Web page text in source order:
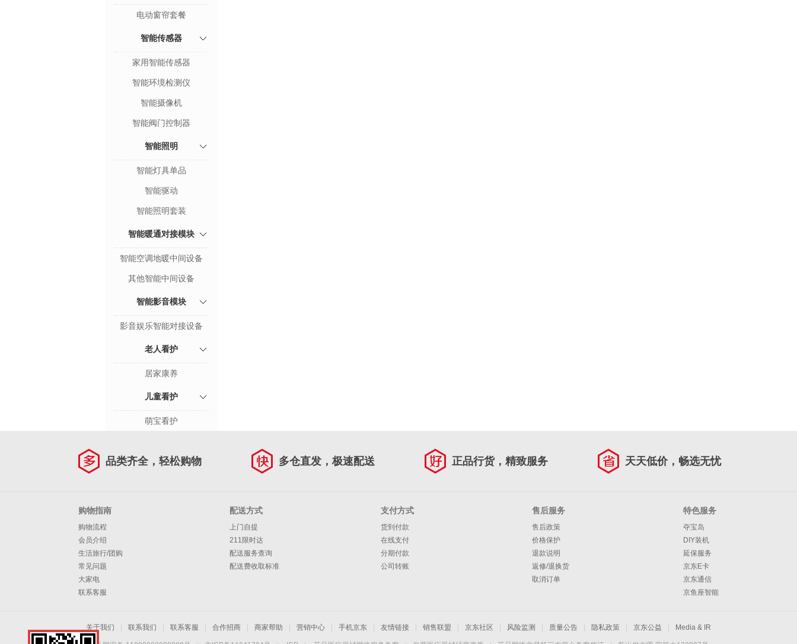
电动窗帘套餐
智能传感器
家用智能传感器
智能环境检测仪
智能摄像机
智能阀门控制器
智能照明
智能灯具单品
智能驱动
智能照明套装
智能暖通对接模块
智能空调地暖中间设备
其他智能中间设备
智能影音模块
影音娱乐智能对接设备
老人看护
居家康养
儿童看护
萌宝看护
品类齐全，轻松购物 多仓直发，极速配送 正品行货，精致服务 天天低价，畅选无忧
购物指南
购物流程
会员介绍
生活旅行/团购
常见问题
大家电
联系客服
配送方式
上门自提
211限时达
配送服务查询
配送费收取标准
支付方式
货到付款
在线支付
分期付款
公司转账
售后服务
售后政策
价格保护
退款说明
返修/退换货
取消订单
特色服务
夺宝岛
DIY装机
延保服务
京东E卡
京东通信
京鱼座智能
关于我们 联系我们 联系客服 合作招商 商家帮助 营销中心 手机京东 友情链接 销售联盟 京东社区 风险监测 质量公告 隐私政策 京东公益 Media & IR